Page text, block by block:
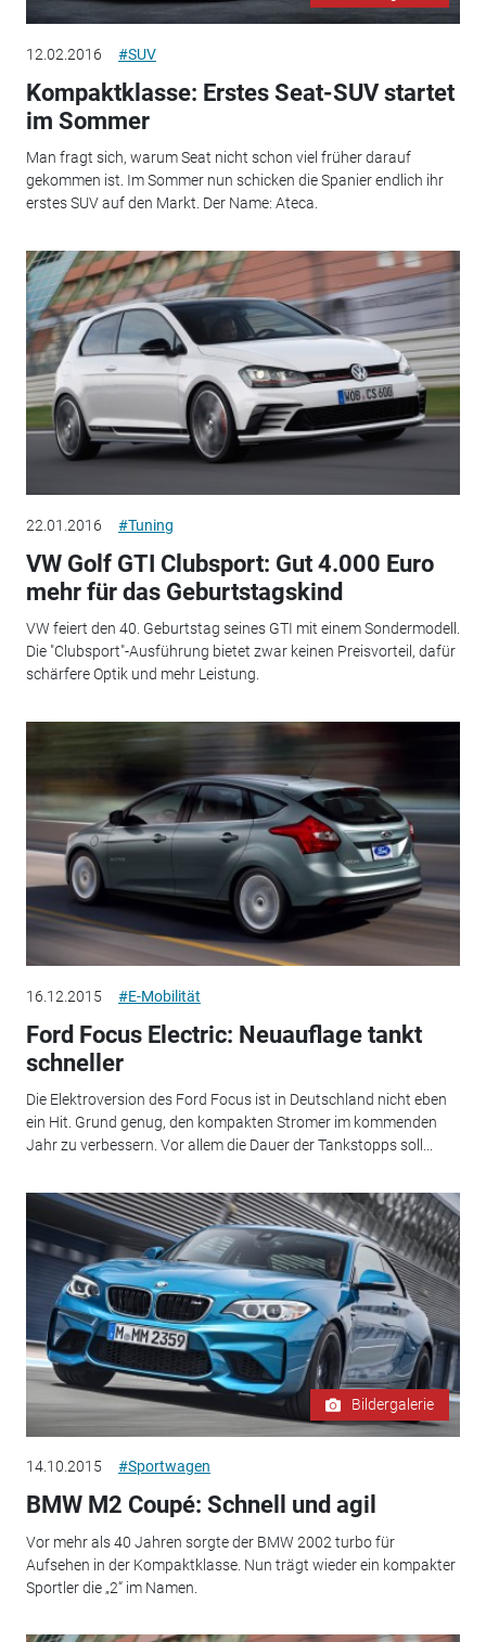
12.02.2016 #SUV
Kompaktklasse: Erstes Seat-SUV startet
im Sommer
Man fragt sich, warum Seat nicht schon viel früher darauf
gekommen ist. Im Sommer nun schicken die Spanier endlich ihr
erstes SUV auf den Markt. Der Name: Ateca.
22.01.2016 #Tuning
VW Golf GTI Clubsport: Gut 4.000 Euro
mehr für das Geburtstagskind
VW feiert den 40. Geburtstag seines GTI mit einem Sondermodell.
Die "Clubsport"-Ausführung bietet zwar keinen Preisvorteil, dafür
schärfere Optik und mehr Leistung.
16.12.2015 #E-Mobilität
Ford Focus Electric: Neuauflage tankt
schneller
Die Elektroversion des Ford Focus ist in Deutschland nicht eben
ein Hit. Grund genug, den kompakten Stromer im kommenden
Jahr zu verbessern. Vor allem die Dauer der Tankstopps soll...
Bildergalerie
14.10.2015 #Sportwagen
BMW M2 Coupé: Schnell und agil
Vor mehr als 40 Jahren sorgte der BMW 2002 turbo für
Aufsehen in der Kompaktklasse. Nun trägt wieder ein kompakter
Sportler die „2“ im Namen.